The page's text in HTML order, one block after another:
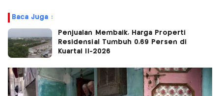
Baca Juga :
Penjualan Membaik, Harga Properti
Residensial Tumbuh 0,69 Persen di
Kuartal II-2026